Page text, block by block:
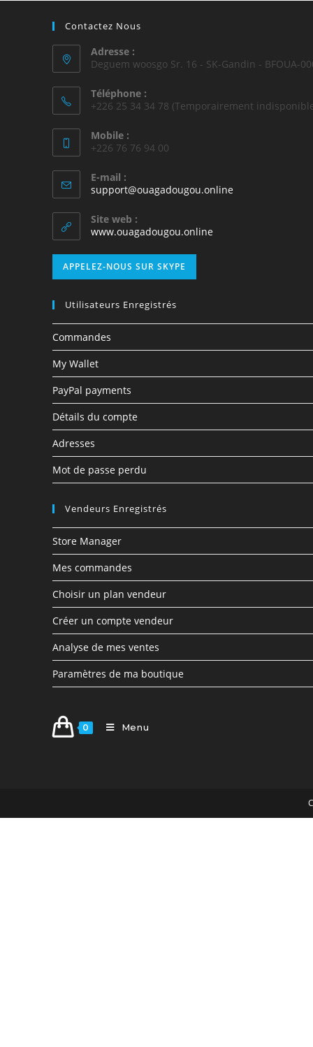
Contactez Nous
Adresse :
Deguem woosgo Sr. 16 - SK-Gandin - BFOUA-
Téléphone :
+226 25 34 34 78 (Temporairement
Mobile :
+226 76 76 94 00
E-mail :
support@ouagadougou.online
Site web :
www.ouagadougou.online
APPELEZ-NOUS SUR SKYPE
Utilisateurs Enregistrés
Commandes
My Wallet
PayPal payments
Détails du compte
Adresses
Mot de passe perdu
Vendeurs Enregistrés
Store Manager
Mes commandes
Choisir un plan vendeur
Créer un compte vendeur
Analyse de mes ventes
Paramètres de ma boutique
0 Menu